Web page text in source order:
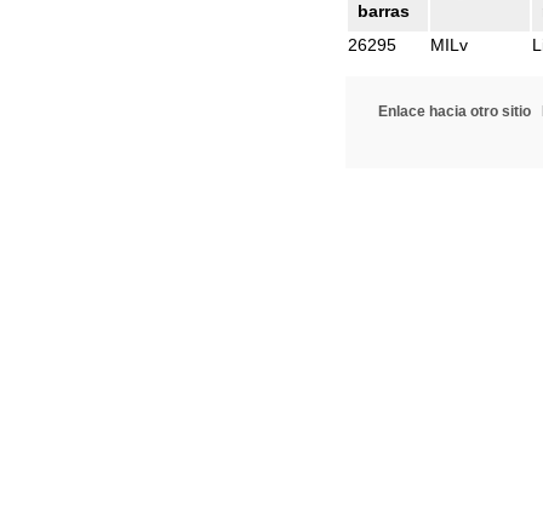
barras
26295
MILv
Enlace hacia otro sitio